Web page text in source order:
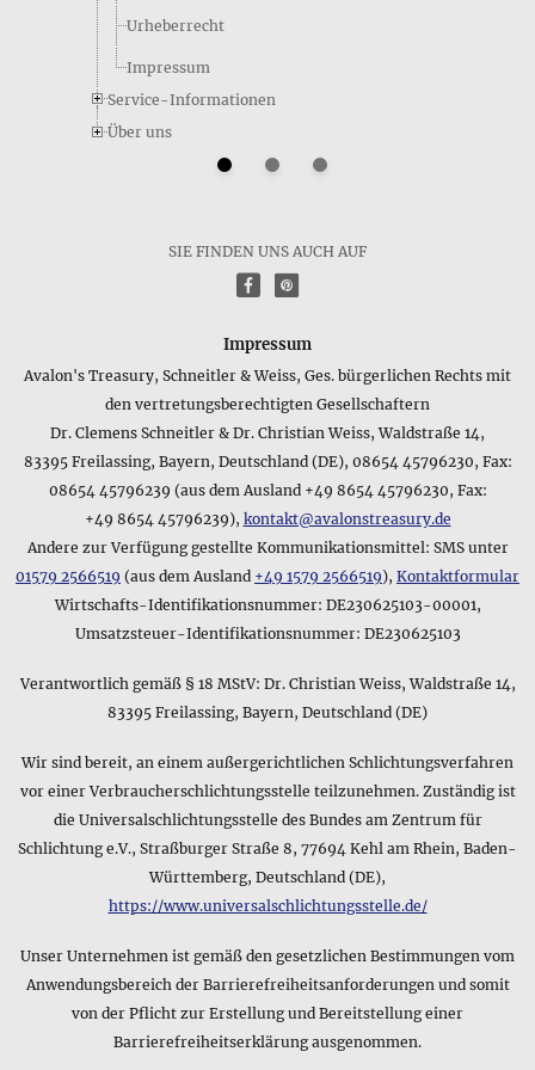
Urheberrecht
Impressum
Service-Informationen
Über uns
SIE FINDEN UNS AUCH AUF
f P
Impressum
Avalon's Treasury, Schneitler & Weiss, Ges. bürgerlichen Rechts mit
den vertretungsberechtigten Gesellschaftern
Dr. Clemens Schneitler & Dr. Christian Weiss, Waldstraße 14,
83395 Freilassing, Bayern, Deutschland (DE), 08654 45796230, Fax:
08654 45796239 (aus dem Ausland +49 8654 45796230, Fax:
+49 8654 45796239), kontakt@avalonstreasury.de
Andere zur Verfügung gestellte Kommunikationsmittel: SMS unter
01579 2566519 (aus dem Ausland +49 1579 2566519), Kontaktformular
Wirtschafts-Identifikationsnummer: DE230625103-00001,
Umsatzsteuer-Identifikationsnummer: DE230625103
Verantwortlich gemäß § 18 MStV: Dr. Christian Weiss, Waldstraße 14,
83395 Freilassing, Bayern, Deutschland (DE)
Wir sind bereit, an einem außergerichtlichen Schlichtungsverfahren
vor einer Verbraucherschlichtungsstelle teilzunehmen. Zuständig ist
die Universalschlichtungsstelle des Bundes am Zentrum für
Schlichtung e.V., Straßburger Straße 8, 77694 Kehl am Rhein, Baden-
Württemberg, Deutschland (DE),
https://www.universalschlichtungsstelle.de/
Unser Unternehmen ist gemäß den gesetzlichen Bestimmungen vom
Anwendungsbereich der Barrierefreiheitsanforderungen und somit
von der Pflicht zur Erstellung und Bereitstellung einer
Barrierefreiheitserklärung ausgenommen.